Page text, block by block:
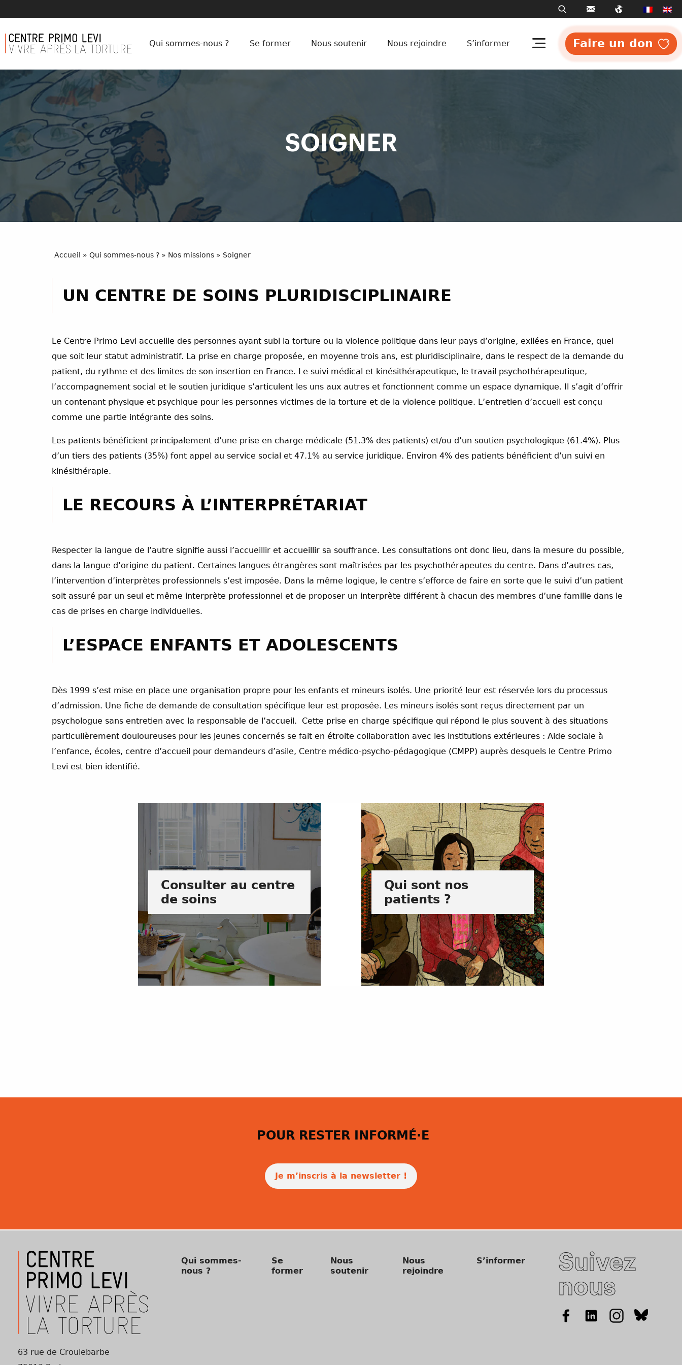
Qui sommes-nous ? Se former Nous soutenir Nous rejoindre S’informer Faire un don
SOIGNER
Accueil » Qui sommes-nous ? » Nos missions » Soigner
UN CENTRE DE SOINS PLURIDISCIPLINAIRE
Le Centre Primo Levi accueille des personnes ayant subi la torture ou la violence politique dans leur pays d’origine, exilées en France, quel
que soit leur statut administratif. La prise en charge proposée, en moyenne trois ans, est pluridisciplinaire, dans le respect de la demande du
patient, du rythme et des limites de son insertion en France. Le suivi médical et kinésithérapeutique, le travail psychothérapeutique,
l’accompagnement social et le soutien juridique s’articulent les uns aux autres et fonctionnent comme un espace dynamique. Il s’agit d’offrir
un contenant physique et psychique pour les personnes victimes de la torture et de la violence politique. L’entretien d’accueil est conçu
comme une partie intégrante des soins.
Les patients bénéficient principalement d’une prise en charge médicale (51.3% des patients) et/ou d’un soutien psychologique (61.4%). Plus
d’un tiers des patients (35%) font appel au service social et 47.1% au service juridique. Environ 4% des patients bénéficient d’un suivi en
kinésithérapie.
LE RECOURS À L’INTERPRÉTARIAT
Respecter la langue de l’autre signifie aussi l’accueillir et accueillir sa souffrance. Les consultations ont donc lieu, dans la mesure du possible,
dans la langue d’origine du patient. Certaines langues étrangères sont maîtrisées par les psychothérapeutes du centre. Dans d’autres cas,
l’intervention d’interprètes professionnels s’est imposée. Dans la même logique, le centre s’efforce de faire en sorte que le suivi d’un patient
soit assuré par un seul et même interprète professionnel et de proposer un interprète différent à chacun des membres d’une famille dans le
cas de prises en charge individuelles.
L’ESPACE ENFANTS ET ADOLESCENTS
Dès 1999 s’est mise en place une organisation propre pour les enfants et mineurs isolés. Une priorité leur est réservée lors du processus
d’admission. Une fiche de demande de consultation spécifique leur est proposée. Les mineurs isolés sont reçus directement par un
psychologue sans entretien avec la responsable de l’accueil. Cette prise en charge spécifique qui répond le plus souvent à des situations
particulièrement douloureuses pour les jeunes concernés se fait en étroite collaboration avec les institutions extérieures : Aide sociale à
l’enfance, écoles, centre d’accueil pour demandeurs d’asile, Centre médico-psycho-pédagogique (CMPP) auprès desquels le Centre Primo
Levi est bien identifié.
Consulter au centre
de soins
Qui sont nos
patients ?
POUR RESTER INFORMÉ·E
Je m’inscris à la newsletter !
63 rue de Croulebarbe
Qui sommes-
nous ?
Se
former
Nous
soutenir
Nous
rejoindre
S’informer
Suivez
nous